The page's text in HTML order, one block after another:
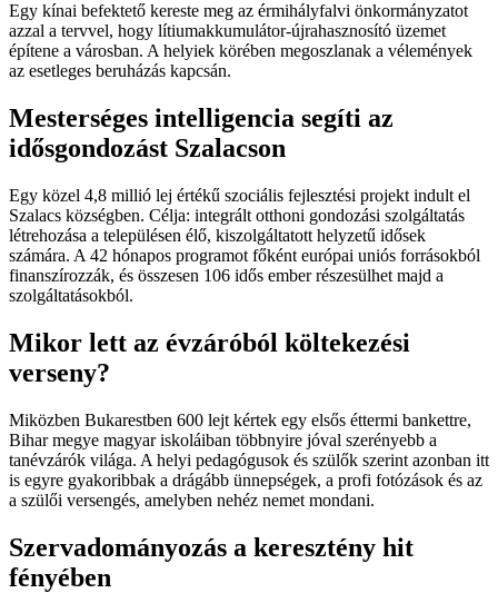
Egy kínai befektető kereste meg az érmihályfalvi önkormányzatot
azzal a tervvel, hogy lítiumakkumulátor-újrahasznosító üzemet
építene a városban. A helyiek körében megoszlanak a vélemények
az esetleges beruházás kapcsán.
Mesterséges intelligencia segíti az
idősgondozást Szalacson
Egy közel 4,8 millió lej értékű szociális fejlesztési projekt indult el
Szalacs községben. Célja: integrált otthoni gondozási szolgáltatás
létrehozása a településen élő, kiszolgáltatott helyzetű idősek
számára. A 42 hónapos programot főként európai uniós forrásokból
finanszírozzák, és összesen 106 idős ember részesülhet majd a
szolgáltatásokból.
Mikor lett az évzáróból költekezési
verseny?
Miközben Bukarestben 600 lejt kértek egy elsős éttermi bankettre,
Bihar megye magyar iskoláiban többnyire jóval szerényebb a
tanévzárók világa. A helyi pedagógusok és szülők szerint azonban itt
is egyre gyakoribbak a drágább ünnepségek, a profi fotózások és az
a szülői versengés, amelyben nehéz nemet mondani.
Szervadományozás a keresztény hit
fényében